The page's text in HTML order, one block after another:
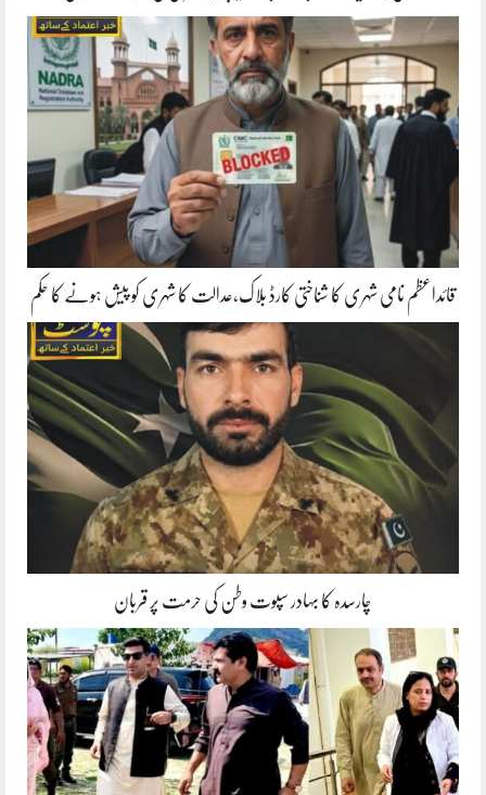
قائداعظم نامی شہری کا شناختی کارڈ بلاک،عدالت کا شہری کو پیش ہونے کا حکم
چارسدہ کا بہادر سپوت وطن کی حرمت پر قربان